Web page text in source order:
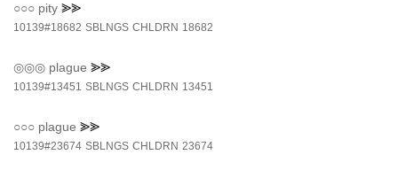
○○○ pity ⪢⪢
10139#18682 SBLNGS CHLDRN 18682
◎◎◎ plague ⪢⪢
10139#13451 SBLNGS CHLDRN 13451
○○○ plague ⪢⪢
10139#23674 SBLNGS CHLDRN 23674